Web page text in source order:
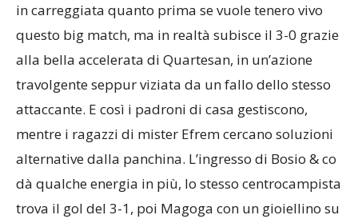
in carreggiata quanto prima se vuole tenero vivo
questo big match, ma in realtà subisce il 3-0 grazie
alla bella accelerata di Quartesan, in un’azione
travolgente seppur viziata da un fallo dello stesso
attaccante. E così i padroni di casa gestiscono,
mentre i ragazzi di mister Efrem cercano soluzioni
alternative dalla panchina. L’ingresso di Bosio & co
dà qualche energia in più, lo stesso centrocampista
trova il gol del 3-1, poi Magoga con un gioiellino su